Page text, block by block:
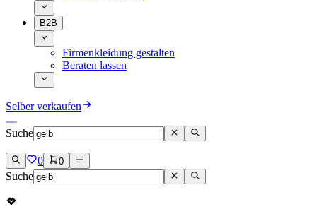
B2B
Firmenkleidung gestalten
Beraten lassen
Selber verkaufen
Suche
0 0
Suche